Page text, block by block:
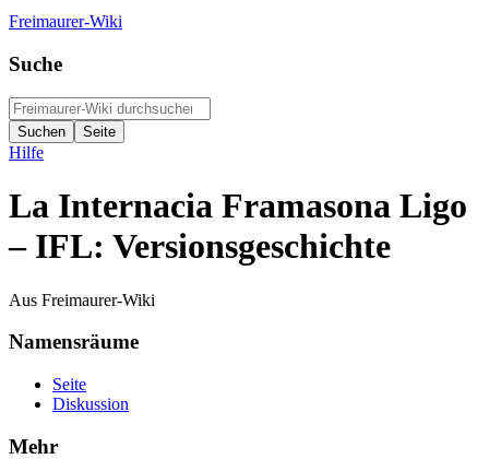
Freimaurer-Wiki
Suche
Hilfe
La Internacia Framasona Ligo
– IFL: Versionsgeschichte
Aus Freimaurer-Wiki
Namensräume
Seite
Diskussion
Mehr